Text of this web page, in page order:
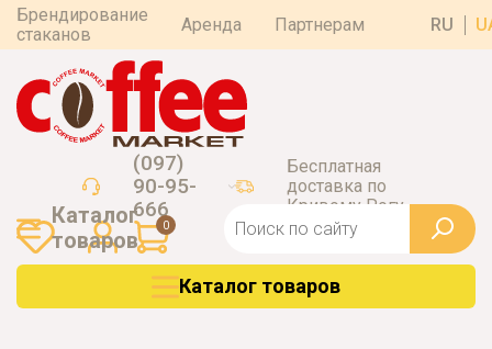
Брендирование
стаканов
Аренда Партнерам RU
(097)
90-95-
666
Бесплатная
доставка по
Кривому Рогу
0
Каталог
товаров
Каталог товаров